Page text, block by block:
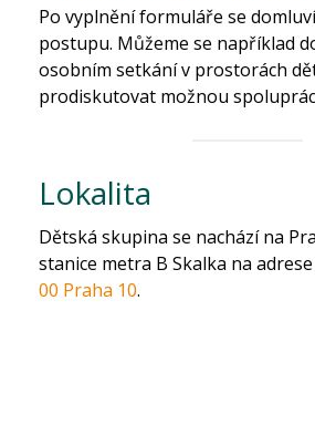
Po vyplnění formuláře se
postupu. Můžeme se například
osobním setkání v prostorách
prodiskutovat možnou
Lokalita
Dětská skupina se nachází na
stanice metra B Skalka na adrese
00 Praha 10.